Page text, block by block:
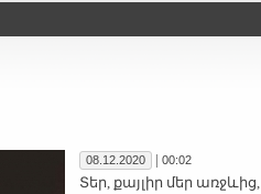
08.12.2020 | 00:02
Տեր, քայլիր մեր առջևից,